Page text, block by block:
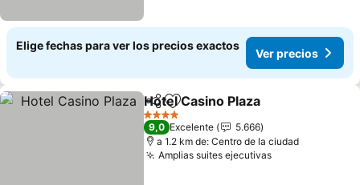
Elige fechas para ver los precios exactos
Ver precios
CompartirAgregar a favoritos
Hotel Casino Plaza
4 Estrellas
9,0 Excelente
5.666
a 1.2 km de: Centro de la ciudad
Amplias suites ejecutivasVer precios